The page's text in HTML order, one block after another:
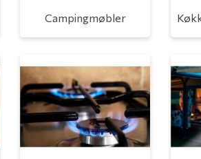
Campingmøbler